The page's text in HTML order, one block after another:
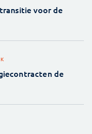
voor de
de